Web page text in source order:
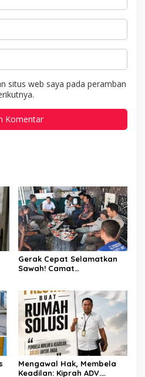
situs web saya pada peramban
Gerak Cepat Selamatkan
Sawah! Camat
Debit Air Irigasi Watang
Sawitto Menulis
Mengawal Hak, Membela
Keadilan: Kiprah ADV.